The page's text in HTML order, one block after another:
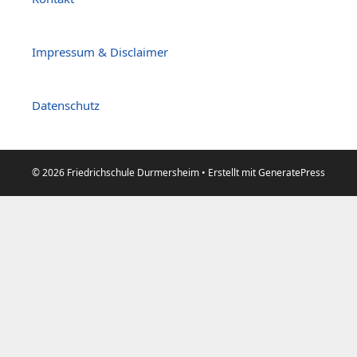
Impressum & Disclaimer
Datenschutz
© 2026 Friedrichschule Durmersheim • Erstellt mitGeneratePress